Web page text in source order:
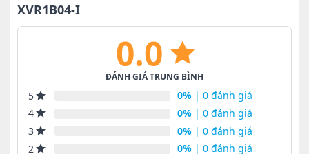
XVR1B04-I
0.0
ĐÁNH GIÁ TRUNG BÌNH
5 0% | 0 đánh giá
4
0% | 0 đánh giá
3
0% | 0 đánh giá
2
0% | 0 đánh giá